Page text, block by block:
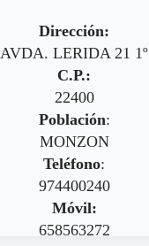
Dirección:
AVDA. LERIDA 21 1º
C.P.:
22400
Población:
MONZON
Teléfono:
974400240
Móvil:
658563272